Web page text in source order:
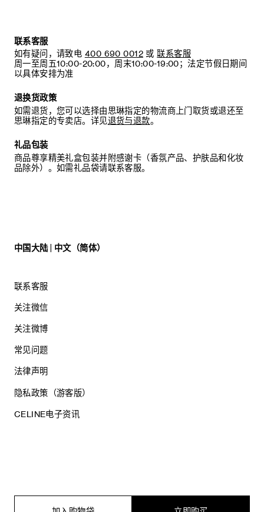
联系客服
如有疑问，请致电 400 690 0012 或 联系客服
周一至周五10:00-20:00，周末10:00-19:00；法定节假日期间
以具体安排为准
退换货政策
如需退货，您可以选择由思琳指定的物流商上门取货或退还至
思琳指定的专卖店。详见退货与退款。
礼品包装
商品尊享精美礼盒包装并附感谢卡（香氛产品、护肤品和化妆
品除外）。如需礼品袋请联系客服。
中国大陆 | 中文（简体）
联系客服
关注微信
关注微博
常见问题
法律声明
隐私政策（游客版）
CELINE电子资讯
思琳商贸（上海）有限公司
沪公网安备 31010602005569